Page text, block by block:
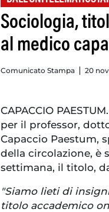
Sociologia,
al medico
Comunicato Stampa 20
CAPACCIO
per il professor,
Capaccio Paestum,
della circolazione, è
settimana, il titolo,
"Siamo lieti di
titolo accademico